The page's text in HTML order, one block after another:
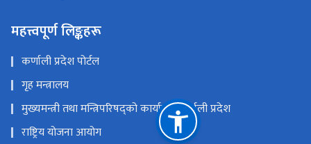
महत्त्वपूर्ण लिङ्कहरू
कर्णाली प्रदेश पोर्टल
गृह मन्त्रालय
मुख्यमन्त्री तथा मन्त्रिपरिषद्को कार्यालय,कर्णाली प्रदेश
राष्ट्रिय योजना आयोग